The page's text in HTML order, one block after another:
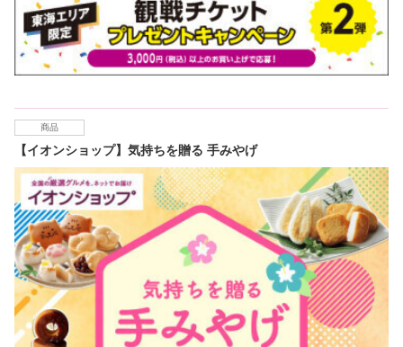
商品
【イオンショップ】気持ちを贈る 手みやげ